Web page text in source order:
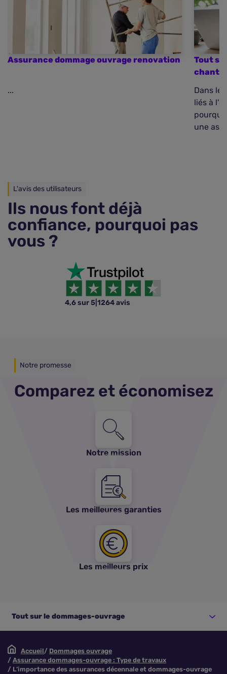
Assurance dommage ouvrage renovation
...
Tout
Dans le
liés à
une
L'avis des utilisateurs
Ils nous font déjà
confiance, pourquoi pas
vous ?
4,6 sur 5 1264 avis
Notre promesse
Comparez et économisez
Notre mission
Les meilleures garanties
Les meilleurs prix
Tout sur le dommages-ouvrage
Accueil
Dommages ouvrage
Assurance dommages-ouvrage : Type de travaux
L’importance des assurances décennale et dommages-ouvrage